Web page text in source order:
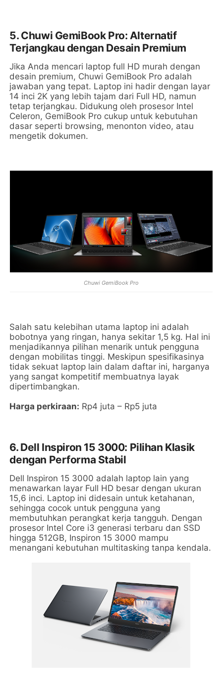
5. Chuwi GemiBook Pro: Alternatif
Terjangkau dengan Desain Premium
Jika Anda mencari laptop full HD murah dengan
desain premium, Chuwi GemiBook Pro adalah
jawaban yang tepat. Laptop ini hadir dengan layar
14 inci 2K yang lebih tajam dari Full HD, namun
tetap terjangkau. Didukung oleh prosesor Intel
Celeron, GemiBook Pro cukup untuk kebutuhan
dasar seperti browsing, menonton video, atau
mengetik dokumen.
Chuwi GemiBook Pro
Salah satu kelebihan utama laptop ini adalah
bobotnya yang ringan, hanya sekitar 1,5 kg. Hal ini
menjadikannya pilihan menarik untuk pengguna
dengan mobilitas tinggi. Meskipun spesifikasinya
tidak sekuat laptop lain dalam daftar ini, harganya
yang sangat kompetitif membuatnya layak
dipertimbangkan.
Harga perkiraan: Rp4 juta – Rp5 juta
6. Dell Inspiron 15 3000: Pilihan Klasik
dengan Performa Stabil
Dell Inspiron 15 3000 adalah laptop lain yang
menawarkan layar Full HD besar dengan ukuran
15,6 inci. Laptop ini didesain untuk ketahanan,
sehingga cocok untuk pengguna yang
membutuhkan perangkat kerja tangguh. Dengan
prosesor Intel Core i3 generasi terbaru dan SSD
hingga 512GB, Inspiron 15 3000 mampu
menangani kebutuhan multitasking tanpa kendala.